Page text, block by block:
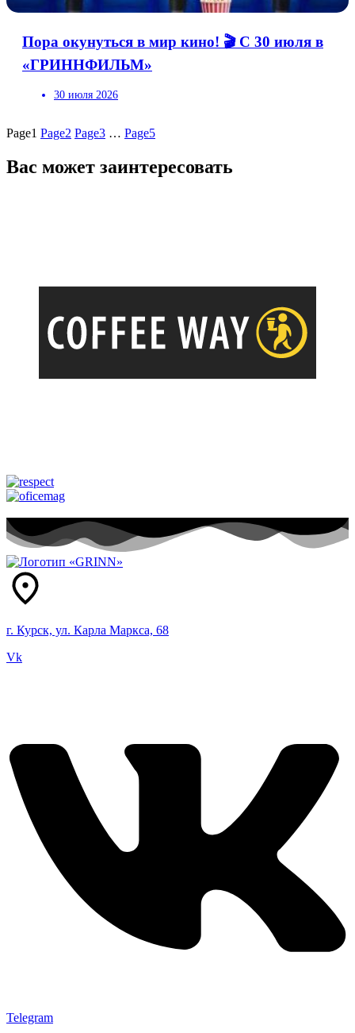
Пора окунуться в мир кино! 🎬 С 30 июля в
«ГРИННФИЛЬМ»
30 июля 2026
Page1 Page2 Page3 … Page5
Вас может заинтересовать
г. Курск, ул. Карла Маркса, 68
Vk
Telegram